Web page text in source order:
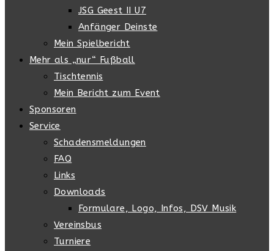
JSG Geest II U7
Anfänger Deinste
Mein Spielbericht
Mehr als „nur“ Fußball
Tischtennis
Mein Bericht zum Event
Sponsoren
Service
Schadensmeldungen
FAQ
Links
Downloads
Formulare, Logo, Infos, DSV Musik
Vereinsbus
Turniere